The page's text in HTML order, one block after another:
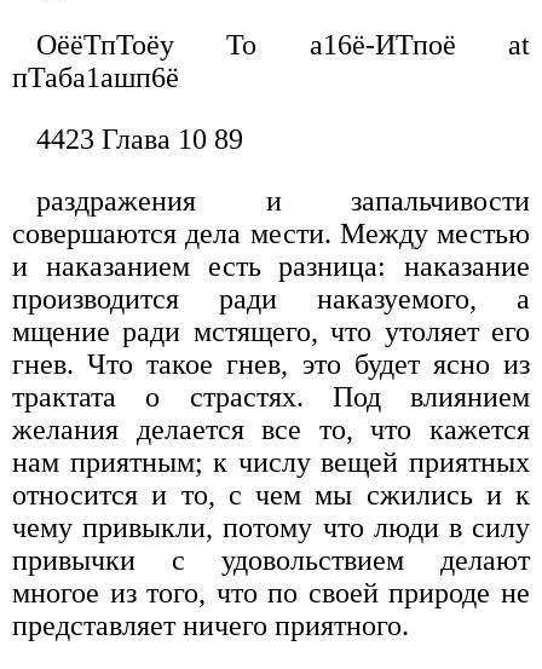
ОёёТпТоёу То а16ё-ИТпоё at
пТаба1ашп6ё
4423 Глава 10 89
раздражения и запальчивости
совершаются дела мести. Между местью
и наказанием есть разница: наказание
производится ради наказуемого, а
мщение ради мстящего, что утоляет его
гнев. Что такое гнев, это будет ясно из
трактата о страстях. Под влиянием
желания делается все то, что кажется
нам приятным; к числу вещей приятных
относится и то, с чем мы сжились и к
чему привыкли, потому что люди в силу
привычки с удовольствием делают
многое из того, что по своей природе не
представляет ничего приятного.